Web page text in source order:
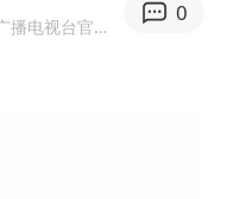
正面袭击贯穿浙江
车内过夜被收150元
·河南广播电视台官方网易号
0